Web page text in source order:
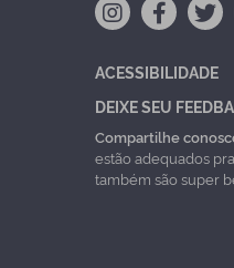
ACESSIBILIDADE
DEIXE SEU
Compartilhe
estão adequados
também são super